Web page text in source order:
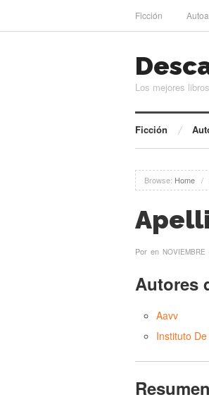
Ficción
Los mejores
Ficción
Browse: Home /
Por en
Autores
Aavv
Instituto